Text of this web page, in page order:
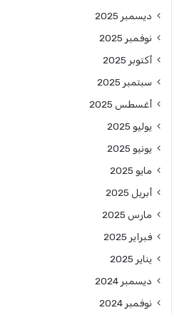
ديسمبر 2025
نوفمبر 2025
أكتوبر 2025
سبتمبر 2025
أغسطس 2025
يوليو 2025
يونيو 2025
مايو 2025
أبريل 2025
مارس 2025
فبراير 2025
يناير 2025
ديسمبر 2024
نوفمبر 2024